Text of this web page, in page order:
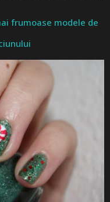
frumoase modele de